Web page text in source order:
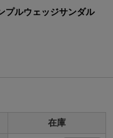
プルウェッジサンダル
在庫